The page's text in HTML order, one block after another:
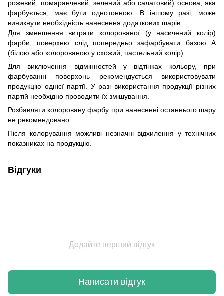
рожевий, помаранчевий, зелений або салатовий) основа, яка
фарбується, має бути однотонною. В іншому разі, може
виникнути необхідність нанесення додаткових шарів.
Для зменшення витрати колорованої (у насичений колір)
фарби, поверхню слід попередньо зафарбувати базою А
(білою або колорованою у схожий, пастельний колір).
Для виключення відмінностей у відтінках кольору, при
фарбуванні поверхонь рекомендується використовувати
продукцію однієї партії. У разі використання продукції різних
партій необхідно проводити їх змішування.
Розбавляти колоровану фарбу при нанесенні останнього шару
не рекомендовано.
Після колорування можливі незначні відхилення у технічних
показниках на продукцію.
Відгуки
Додайте перший відгук
Написати відгук